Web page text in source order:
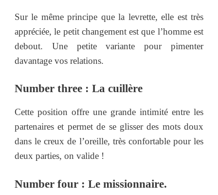
Sur le même principe que la levrette, elle est très
appréciée, le petit changement est que l’homme est
debout. Une petite variante pour pimenter
davantage vos relations.
Number three : La cuillère
Cette position offre une grande intimité entre les
partenaires et permet de se glisser des mots doux
dans le creux de l’oreille, très confortable pour les
deux parties, on valide !
Number four : Le missionnaire.